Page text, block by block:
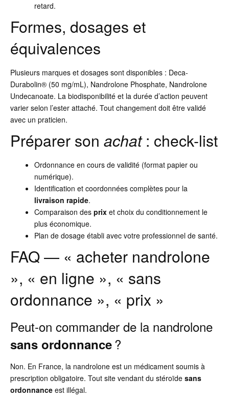
retard.
Formes, dosages et
équivalences
Plusieurs marques et dosages sont disponibles : Deca-
Durabolin® (50 mg/mL), Nandrolone Phosphate, Nandrolone
Undecanoate. La biodisponibilité et la durée d’action peuvent
varier selon l’ester attaché. Tout changement doit être validé
avec un praticien.
Préparer son achat: check-list
Ordonnance en cours de validité (format papier ou
numérique).
Identification et coordonnées complètes pour la
livraison rapide.
Comparaison des prixet choix du conditionnement le
plus économique.
Plan de dosage établi avec votre professionnel de santé.
FAQ — « acheter nandrolone
», « en ligne », « sans
ordonnance », « prix »
Peut-on commander de la nandrolone
sans ordonnance?
Non. En France, la nandrolone est un médicament soumis à
prescription obligatoire. Tout site vendant du stéroïde sans
ordonnance est illégal.